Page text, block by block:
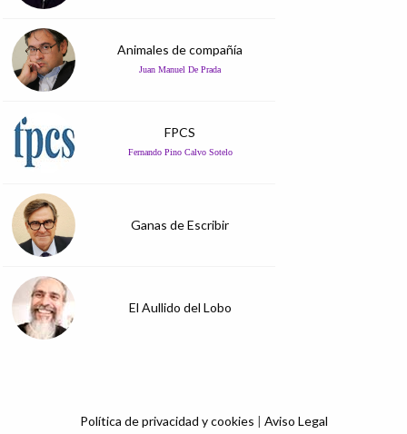
Animales de compañía
Juan Manuel De Prada
FPCS
Fernando Pino Calvo Sotelo
Ganas de Escribir
El Aullido del Lobo
Política de privacidad y cookies | Aviso Legal